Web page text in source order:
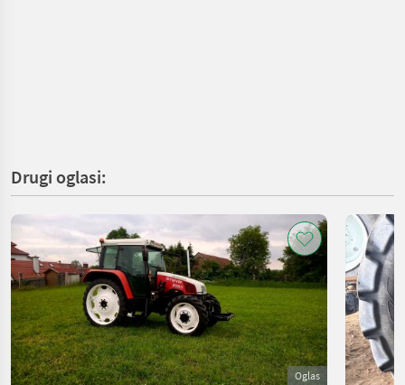
Drugi oglasi:
Oglas